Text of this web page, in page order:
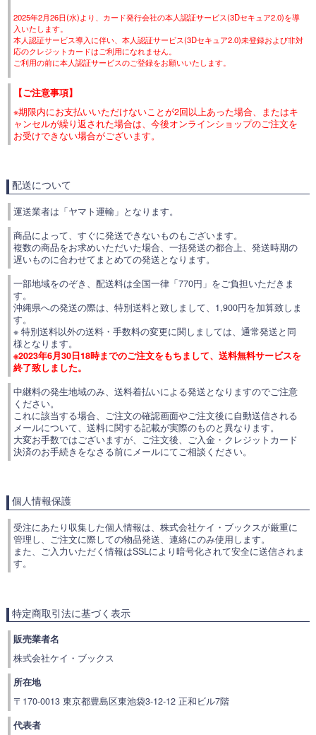
2025年2月26日(水)より、カード発行会社の本人認証サービス(3Dセキュア2.0)を導
入いたします。
本人認証サービス導入に伴い、本人認証サービス(3Dセキュア2.0)未登録および非対
応のクレジットカードはご利用になれません。
ご利用の前に本人認証サービスのご登録をお願いいたします。
【ご注意事項】
※期限内にお支払いいただけないことが2回以上あった場合、またはキ
ャンセルが繰り返された場合は、今後オンラインショップのご注文を
お受けできない場合がございます。
配送について
運送業者は「ヤマト運輸」となります。
商品によって、すぐに発送できないものもございます。
複数の商品をお求めいただいた場合、一括発送の都合上、発送時期の
遅いものに合わせてまとめての発送となります。
一部地域をのぞき、配送料は全国一律「770円」をご負担いただきま
す。
沖縄県への発送の際は、特別送料と致しまして、1,900円を加算致しま
す。
※ 特別送料以外の送料・手数料の変更に関しましては、通常発送と同
様となります。
※2023年6月30日18時までのご注文をもちまして、送料無料サービスを
終了致しました。
中継料の発生地域のみ、送料着払いによる発送となりますのでご注意
ください。
これに該当する場合、ご注文の確認画面やご注文後に自動送信される
メールについて、送料に関する記載が実際のものと異なります。
大変お手数ではございますが、ご注文後、ご入金・クレジットカード
決済のお手続きをなさる前にメールにてご相談ください。
個人情報保護
受注にあたり収集した個人情報は、株式会社ケイ・ブックスが厳重に
管理し、ご注文に際しての物品発送、連絡にのみ使用します。
また、ご入力いただく情報はSSLにより暗号化されて安全に送信されま
す。
特定商取引法に基づく表示
販売業者名
株式会社ケイ・ブックス
所在地
〒170-0013 東京都豊島区東池袋3-12-12 正和ビル7階
代表者